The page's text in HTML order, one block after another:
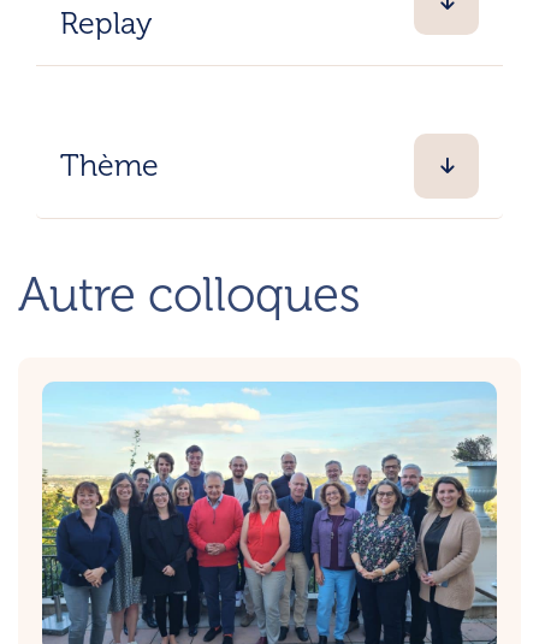
Replay
Thème
Autre colloques